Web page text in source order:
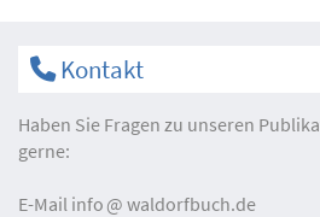
Kontakt
Haben Sie Fragen zu unseren
gerne:
E-Mail info waldorfbuch.de